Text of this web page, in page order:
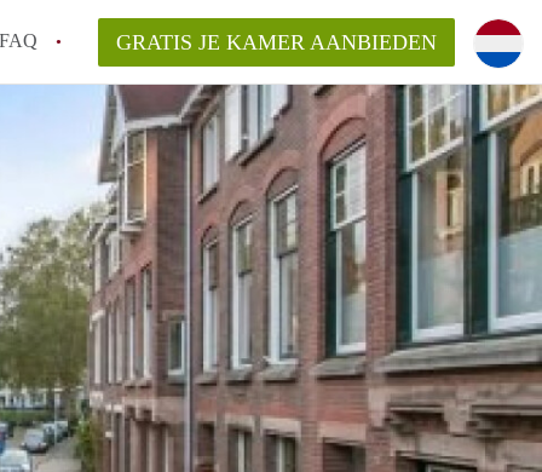
FAQ
te vinden in Utrecht?
vinden!
GRATIS JE KAMER AANBIEDEN